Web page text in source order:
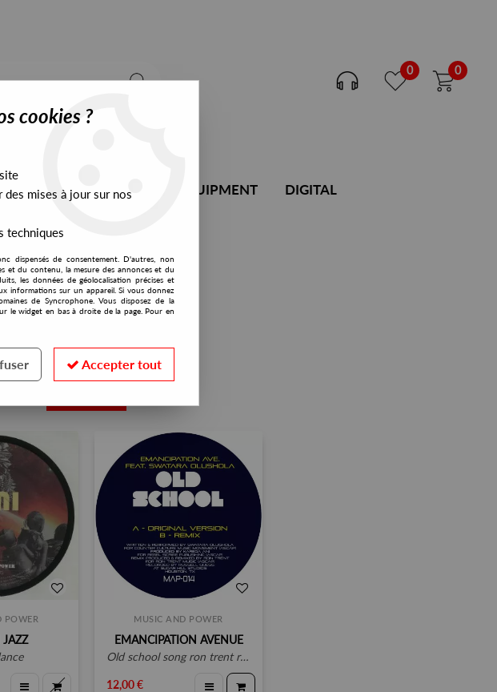
0 0
EXCLUSIVES DJ EQUIPMENT DIGITAL
POWER MUSIC AND POWER
EMANCIPATION AVENUE
old school song ron trent rmx
12,00 €
cookies ?
mises à jour sur nos
techniques
dispensés de consentement. D'autres, non
et du contenu, la mesure des annonces et du
les données de géolocalisation précises et
informations sur un appareil. Si vous donnez
de Syncrophone. Vous disposez de la
le widget en bas à droite de la page. Pour en
Accepter tout